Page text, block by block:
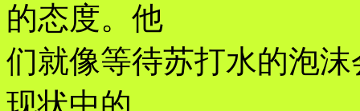
的态度。他
们就像等待苏打水的泡